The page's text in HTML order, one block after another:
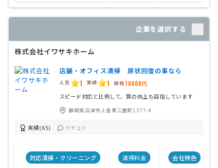
企業を選択する
株式会社イワサキホーム
店舗・オフィス清掃 原状回復の事なら
人気 1 実績 1 価格10000円
スピード対応と比例して、質の向上も目指しています
静岡県沼津市上香貫三園町1377-4
実績(65) クチコミ
対応清掃・クリーニング
清掃料金
会社特色